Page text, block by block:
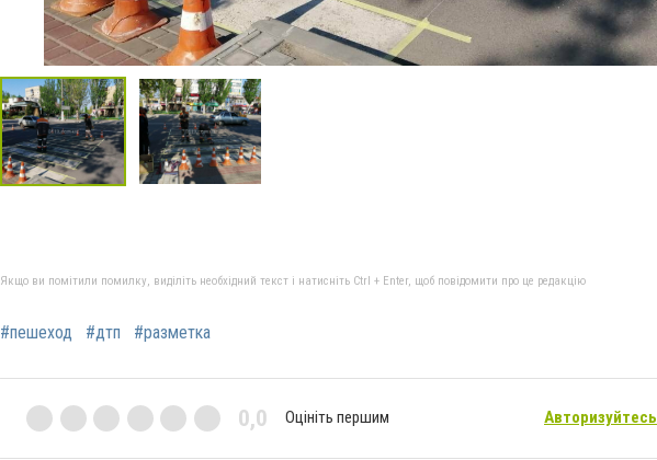
Якщо ви помітили помилку, виділіть необхідний текст і натисніть Ctrl + Enter, щоб повідомити про це редакцію
#пешеход #дтп #разметка
0,0 Оцініть першим Авторизуйтесь